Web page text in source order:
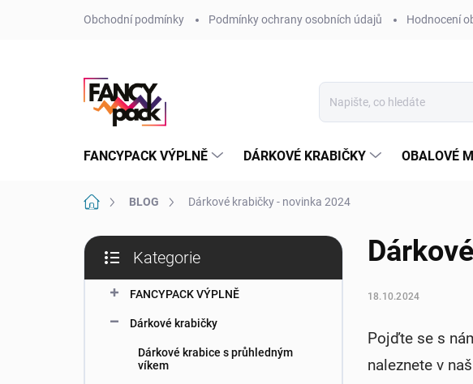
Obchodní podmínky Podmínky ochrany osobních údajů Hodnocení
FANCYPACK VÝPLNĚ DÁRKOVÉ KRABIČKY OBALOVÉ
Domů BLOG Dárkové krabičky - novinka 2024
P
s
kategorie
Kategorie
FANCYPACK VÝPLNĚ
Dárkové krabičky
Dárkové krabice s průhledným
víkem
18.10.2024
Pojďte se s
naleznete v